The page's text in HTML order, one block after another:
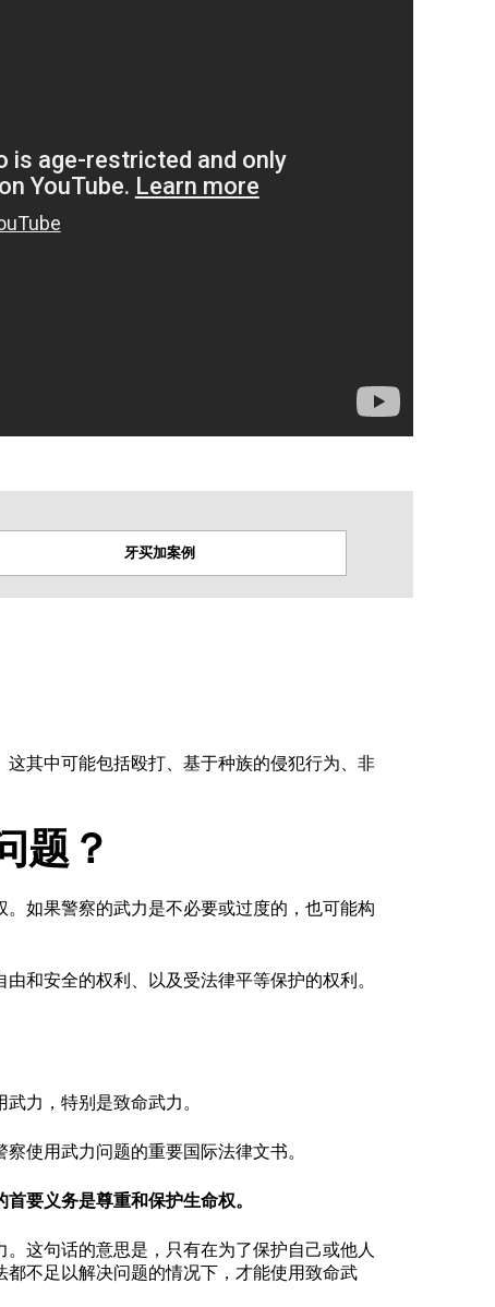
牙买加案例
其中可能包括殴打、基于种族的侵犯行为、非
题？
如果警察的武力是不必要或过度的，也可能构
和安全的权利、以及受法律平等保护的权利。
力，特别是致命武力。
使用武力问题的重要国际法律文书。
要义务是尊重和保护生命权。
这句话的意思是，只有在为了保护自己或他人
不足以解决问题的情况下，才能使用致命武